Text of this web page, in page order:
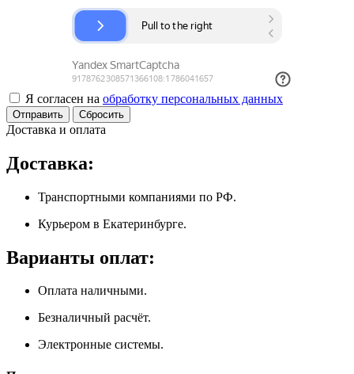
Я согласен на обработку персональных данных
Сбросить
Доставка и оплата
Доставка:
Транспортными компаниями по РФ.
Курьером в Екатеринбурге.
Варианты оплат:
Оплата наличными.
Безналичный расчёт.
Электронные системы.